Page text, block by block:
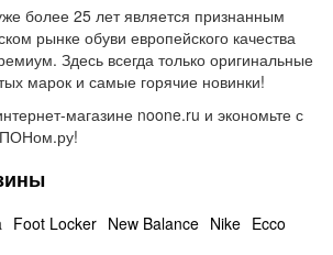
более 25 лет является признанным
рынке обуви европейского качества
Здесь всегда только оригинальные
марок и самые горячие новинки!
магазине noone.ru и экономьте с
Foot Locker New Balance Nike Ecco